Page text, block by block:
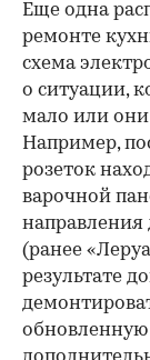
Еще одна
ремонте
схема
о ситуации,
мало или
Например,
розеток
варочной
направления
(ранее
результате
обновленную